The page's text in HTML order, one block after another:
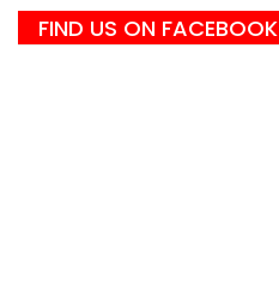
FIND US ON FACEBOOK